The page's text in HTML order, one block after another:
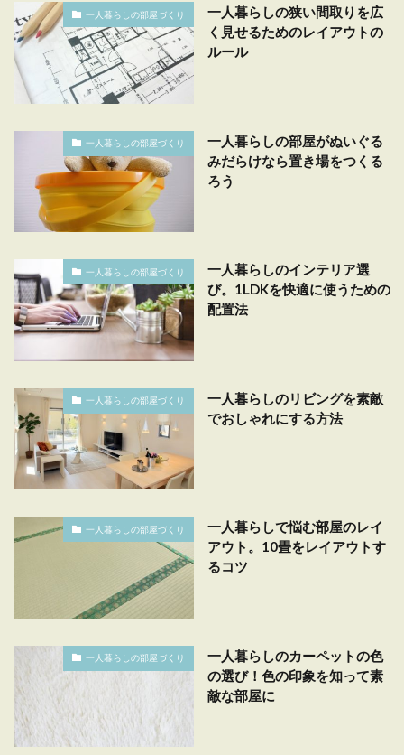
一人暮らしの部屋づくり
一人暮らしの狭い間取りを広
く見せるためのレイアウトの
ルール
一人暮らしの部屋づくり
一人暮らしの部屋がぬいぐる
みだらけなら置き場をつくる
ろう
一人暮らしの部屋づくり
一人暮らしのインテリア選
び。1LDKを快適に使うための
配置法
一人暮らしの部屋づくり
一人暮らしのリビングを素敵
でおしゃれにする方法
一人暮らしの部屋づくり
一人暮らしで悩む部屋のレイ
アウト。10畳をレイアウトす
るコツ
一人暮らしの部屋づくり
一人暮らしのカーペットの色
の選び！色の印象を知って素
敵な部屋に